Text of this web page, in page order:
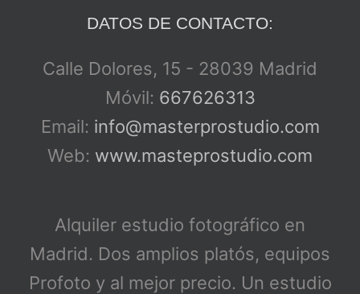
DATOS DE CONTACTO:
Calle Dolores, 15 - 28039 Madrid
Móvil: 667626313
Email: info@masterprostudio.com
Web: www.masteprostudio.com
Alquiler estudio fotográfico en
Madrid. Dos amplios platós, equipos
Profoto y al mejor precio. Un estudio